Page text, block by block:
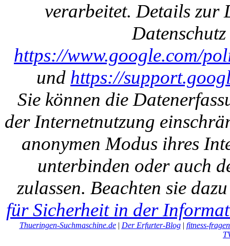
verarbeitet. Details zur
https://www.google.com/
und https://
Sie können die
der Internetnutzung
anonymen Modus ihres
unterbinden oder auch
zulassen. Beachten sie
für Sicherheit in der
Thueringen-Suchmaschine.de| Der Erfurter-Blog| fitness-